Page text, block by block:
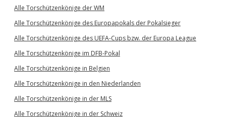
Alle Torschützenkönige der WM
Alle Torschützenkönige des Europapokals der Pokalsieger
Alle Torschützenkönige des UEFA-Cups bzw. der Europa League
Alle Torschützenkönige im DFB-Pokal
Alle Torschützenkönige in Belgien
Alle Torschützenkönige in den Niederlanden
Alle Torschützenkönige in der MLS
Alle Torschützenkönige in der Schweiz